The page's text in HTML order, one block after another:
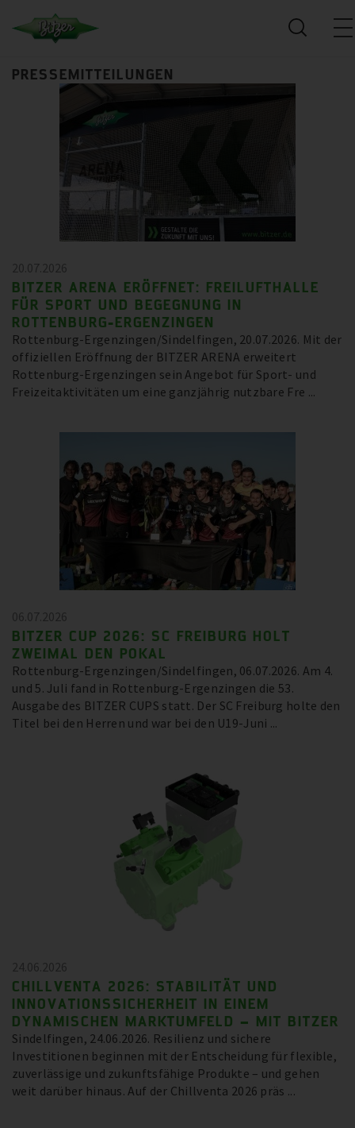
PRESSEMITTEILUNGEN
20.07.2026
BITZER ARENA ERÖFFNET: FREILUFTHALLE
FÜR SPORT UND BEGEGNUNG IN
ROTTENBURG-ERGENZINGEN
Rottenburg-Ergenzingen/Sindelfingen, 20.07.2026. Mit der
offiziellen Eröffnung der BITZER ARENA erweitert
Rottenburg-Ergenzingen sein Angebot für Sport- und
Freizeitaktivitäten um eine ganzjährig nutzbare Fre ...
06.07.2026
BITZER CUP 2026: SC FREIBURG HOLT
ZWEIMAL DEN POKAL
Rottenburg-Ergenzingen/Sindelfingen, 06.07.2026. Am 4.
und 5. Juli fand in Rottenburg-Ergenzingen die 53.
Ausgabe des BITZER CUPS statt. Der SC Freiburg holte den
Titel bei den Herren und war bei den U19-Juni ...
24.06.2026
CHILLVENTA 2026: STABILITÄT UND
INNOVATIONSSICHERHEIT IN EINEM
DYNAMISCHEN MARKTUMFELD – MIT BITZER
Sindelfingen, 24.06.2026. Resilienz und sichere
Investitionen beginnen mit der Entscheidung für flexible,
zuverlässige und zukunftsfähige Produkte – und gehen
weit darüber hinaus. Auf der Chillventa 2026 präs ...